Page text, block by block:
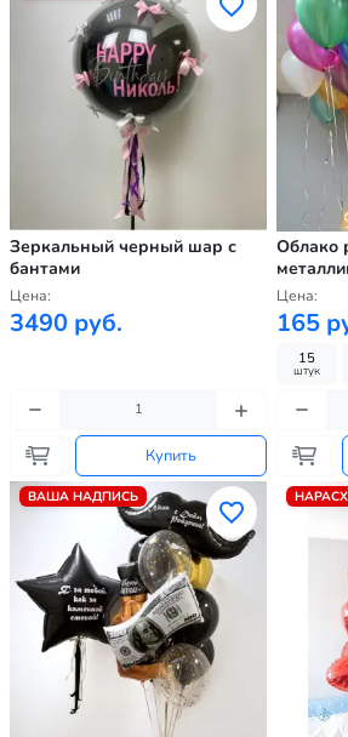
Зеркальный черный шар с
бантами
Цена:
3490 руб.
Купить
Облако
Цена:
165
15
штук
ВАША НАДПИСЬ